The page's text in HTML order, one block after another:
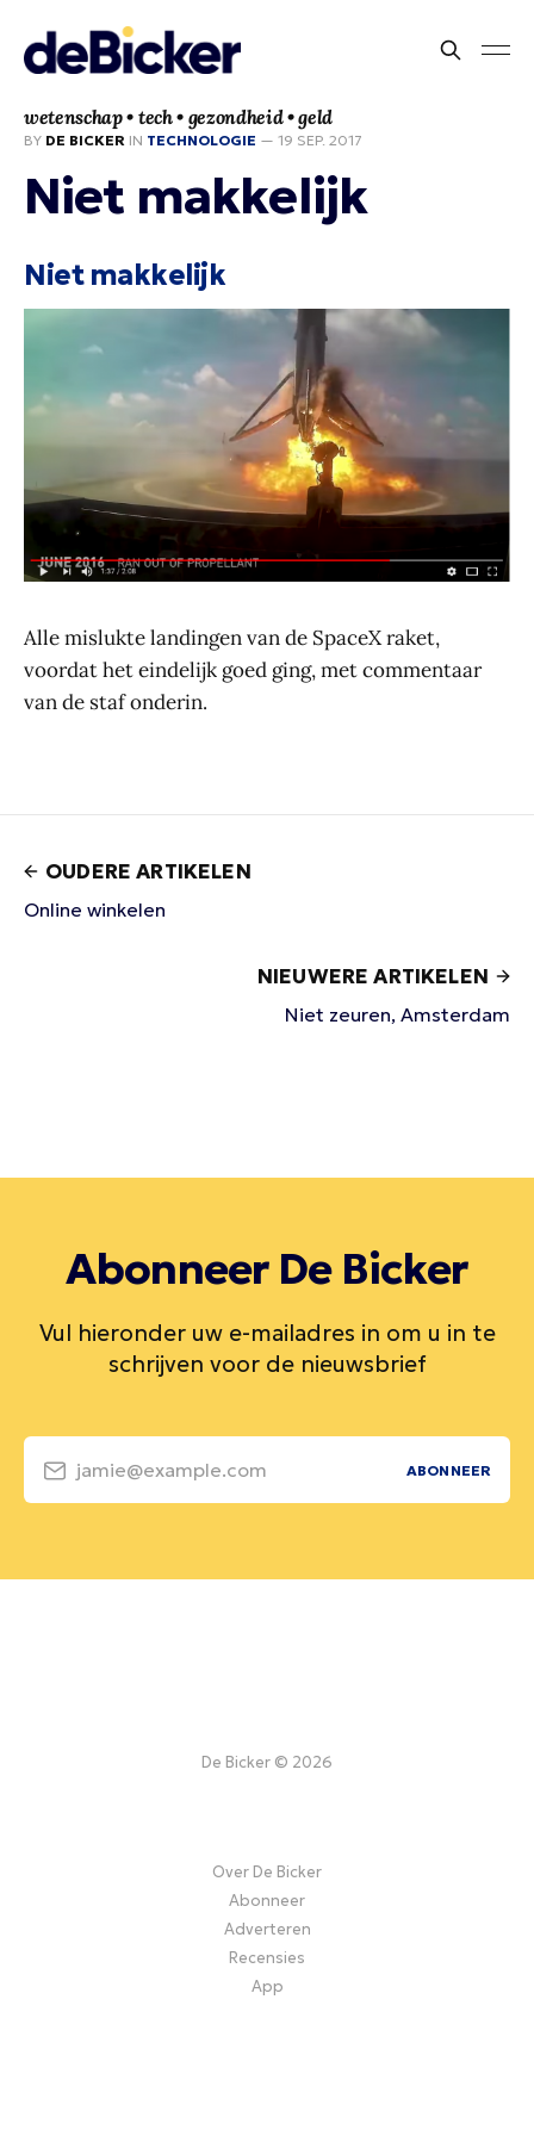
wetenschap • tech • gezondheid • geld
BY DE BICKER IN TECHNOLOGIE — 19 SEP. 2017
Niet makkelijk
Niet makkelijk
Alle mislukte landingen van de SpaceX raket,
voordat het eindelijk goed ging, met commentaar
van de staf onderin.
OUDERE ARTIKELEN
Online winkelen
NIEUWERE ARTIKELEN
Niet zeuren, Amsterdam
Abonneer De Bicker
Vul hieronder uw e-mailadres in om u in te
schrijven voor de nieuwsbrief
jamie@example.com ABONNEER
De Bicker © 2026
Over De Bicker
Abonneer
Adverteren
Recensies
App